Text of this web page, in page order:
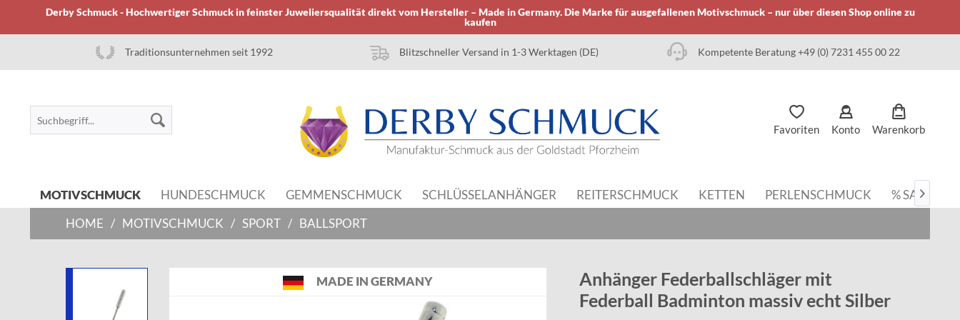
Derby Schmuck - Hochwertiger Schmuck in feinster Juweliersqualität direkt vom Hersteller – Made in Germany. Die Marke für ausgefallenen Motivschmuck – nur über diesen Shop online zu
kaufen
Traditionsunternehmen seit 1992 Blitzschneller Versand in 1-3 Werktagen (DE) Kompetente Beratung +49 (0) 7231 455 00 22
Favoriten Konto Warenkorb
MOTIVSCHMUCK HUNDESCHMUCK GEMMENSCHMUCK SCHLÜSSELANHÄNGER REITERSCHMUCK KETTEN PERLENSCHMUCK % SALE

HOME / MOTIVSCHMUCK / SPORT / BALLSPORT
MADE IN GERMANY
Anhänger Federballschläger mit
Federball Badminton massiv echt Silber